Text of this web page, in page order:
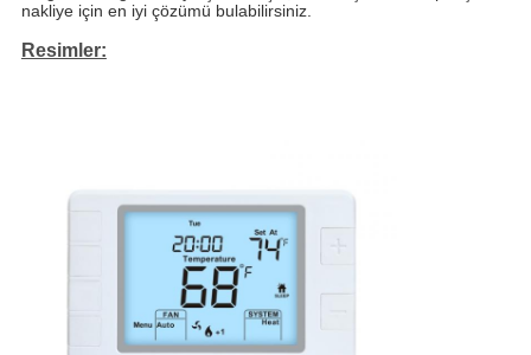
nakliye için en iyi çözümü bulabilirsiniz.
Resimler: